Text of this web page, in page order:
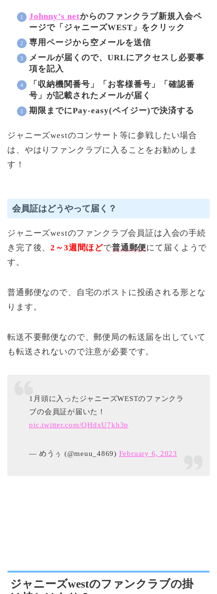
Johnny’s netからのファンクラブ新規入会ペ
ージで「ジャニーズWEST」をクリック
専用ページから空メールを送信
メールが届くので、URLにアクセスし必要事
項を記入
「収納機関番号」「お客様番号」「確認番
号」が記載されたメールが届く
期限までにPay-easy(ペイジー)で決済する
ジャニーズwestのコンサート等に参戦したい場合
は、やはりファンクラブに入ることをお勧めしま
す！
会員証はどうやって届く？
ジャニーズwestのファンクラブ会員証は入会の手続
き完了後、2～3週間ほどで普通郵便にて届くようで
す。
普通郵便なので、自宅のポストに投函される形とな
ります。
転送不要郵便なので、郵便局の転送届を出していて
も転送されないので注意が必要です。
1月頭に入ったジャニーズWESTのファンクラ
ブの会員証が届いた！
pic.twitter.com/QHdxU7kh3p
— めうぅ (@meuu_4869) February 6, 2023
ジャニーズwestのファンクラブの掛